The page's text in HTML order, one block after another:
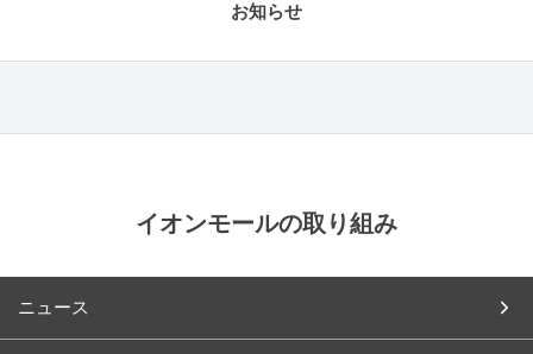
お知らせ
イオンモールの取り組み
ニュース